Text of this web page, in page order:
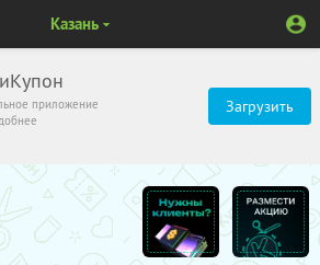
приложение
Загрузить
Казань